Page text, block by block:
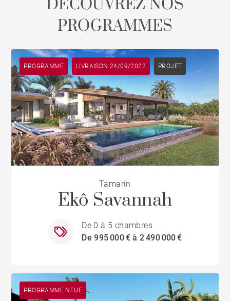
DÉCOUVREZ NOS
PROGRAMMES
PROGRAMME LIVRAISON 24/09/2022 PROJET
Tamarin
Ekô Savannah
De 0 à 5 chambres
De 995 000 € à 2 490 000 €
PROGRAMME NEUF